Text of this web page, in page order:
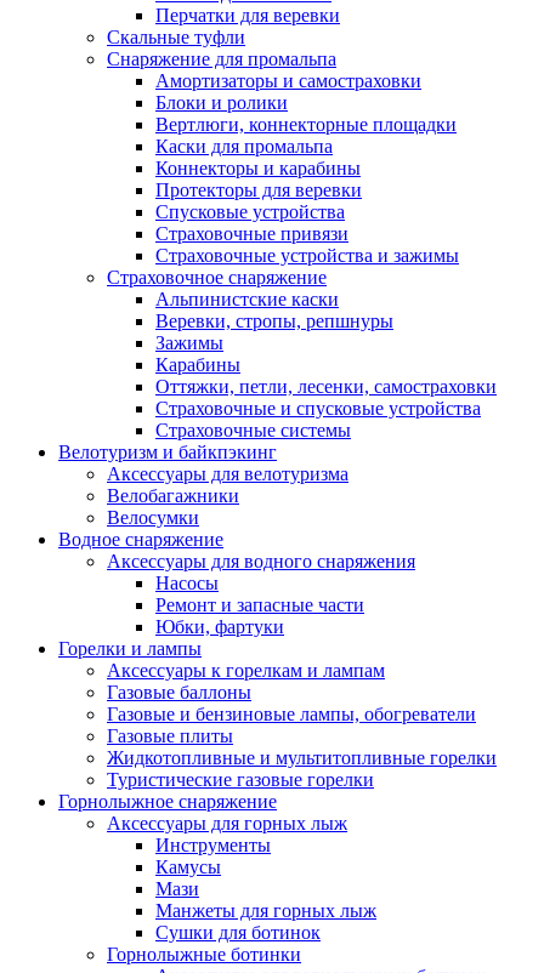
Перчатки для веревки
Скальные туфли
Снаряжение для промальпа
Амортизаторы и самостраховки
Блоки и ролики
Вертлюги, коннекторные площадки
Каски для промальпа
Коннекторы и карабины
Протекторы для веревки
Спусковые устройства
Страховочные привязи
Страховочные устройства и зажимы
Страховочное снаряжение
Альпинистские каски
Веревки, стропы, репшнуры
Зажимы
Карабины
Оттяжки, петли, лесенки, самостраховки
Страховочные и спусковые устройства
Страховочные системы
Велотуризм и байкпэкинг
Аксессуары для велотуризма
Велобагажники
Велосумки
Водное снаряжение
Аксессуары для водного снаряжения
Насосы
Ремонт и запасные части
Юбки, фартуки
Горелки и лампы
Аксессуары к горелкам и лампам
Газовые баллоны
Газовые и бензиновые лампы, обогреватели
Газовые плиты
Жидкотопливные и мультитопливные горелки
Туристические газовые горелки
Горнолыжное снаряжение
Аксессуары для горных лыж
Инструменты
Камусы
Мази
Манжеты для горных лыж
Сушки для ботинок
Горнолыжные ботинки